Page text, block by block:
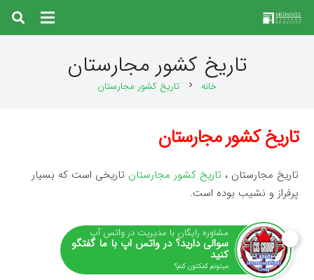
تاریخ کشور مجارستان
خانه chevron_right تاریخ کشور مجارستان
تاریخ کشور مجارستان
تاریخ مجارستان ، تاریخ کشور مجارستان تاریخی است که بسیار
پرفراز و نشیب بوده است.
مشاوره رایگان با مدیریت در واتس آپ
سوالی دارید؟ در واتس اپ با ما گفتگو
کنید
میتونم کمکتون کنم؟